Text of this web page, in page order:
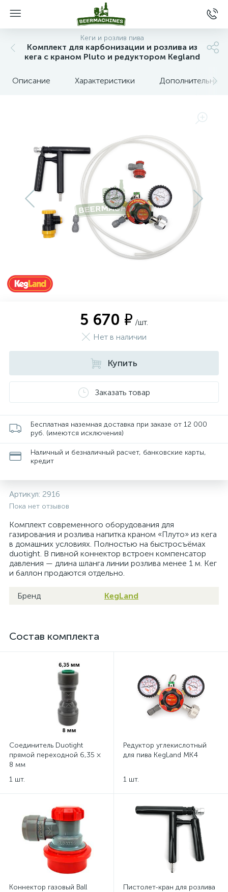
Кеги и розлив пива
Комплект для карбонизации и розлива из
кега с краном Pluto и редуктором Kegland
Описание Характеристики Дополнительные
5 670 ₽ /шт.
Нет в наличии
Купить
Заказать товар
Бесплатная наземная доставка при заказе от 12 000
руб. (имеются исключения)
Наличный и безналичный расчет, банковские карты,
кредит
Артикул: 2916
Пока нет отзывов
Комплект современного оборудования для
газирования и розлива напитка краном «Плуто» из кега
в домашних условиях. Полностью на быстросъёмах
duotight. В пивной коннектор встроен компенсатор
давления — длина шланга линии розлива менее 1 м. Кег
и баллон продаются отдельно.
Бренд KegLand
Состав комплекта
Соединитель Duotight
прямой переходной 6,35 ×
8 мм
1 шт.
Редуктор углекислотный
для пива KegLand MK4
1 шт.
Коннектор газовый Ball
Пистолет-кран для розлива